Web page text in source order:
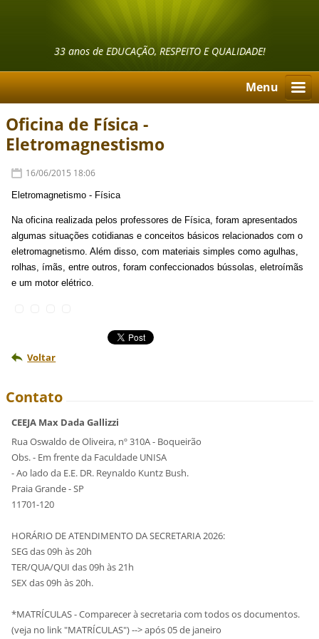
33 anos de EDUCAÇÃO, RESPEITO E QUALIDADE!
Menu
Oficina de Física -
Eletromagnestismo
16/06/2015 18:06
Eletromagnetismo - Física
Na oficina realizada pelos professores de Física, foram apresentados
algumas situações cotidianas e conceitos básicos relacionados com o
eletromagnetismo. Além disso, com materiais simples como agulhas,
rolhas, ímãs, entre outros, foram confeccionados bússolas, eletroímãs
e um motor elétrico.
Voltar
Contato
CEEJA Max Dada Gallizzi
Rua Oswaldo de Oliveira, nº 310A - Boqueirão
Obs. - Em frente da Faculdade UNISA
- Ao lado da E.E. DR. Reynaldo Kuntz Bush.
Praia Grande - SP
11701-120
HORÁRIO DE ATENDIMENTO DA SECRETARIA 2026:
SEG das 09h às 20h
TER/QUA/QUI das 09h às 21h
SEX das 09h às 20h.
*MATRÍCULAS - Comparecer à secretaria com todos os documentos.
(veja no link "MATRÍCULAS") --> após 05 de janeiro